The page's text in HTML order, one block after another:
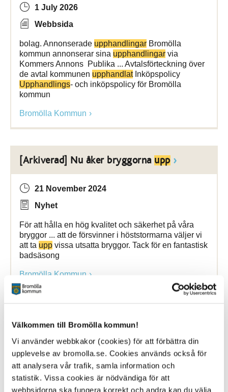
Välkommen till Bromölla kommun!
Vi använder webbkakor (cookies) för att förbättra din
upplevelse av bromolla.se. Cookies används också för
att analysera vår trafik, samla information och
statistik. Vissa cookies är nödvändiga för att
webbsidorna ska fungera korrekt och andra kan du välja
1 July 2026
Webbsida
bolag. Annonserade upphandlingar Bromölla
kommun annonserar sina upphandlingar via
Kommers Annons Publika ... Avtalsförteckning över
de avtal kommunen upphandlatInköpspolicy
Upphandlings- och inköpspolicy för Bromölla
kommun
Bromölla Kommun
[Arkiverad] Nu åker bryggorna upp
21 November 2024
Nyhet
För att hålla en hög kvalitet och säkerhet på våra
bryggor ... att de försvinner i höststormarna väljer vi
att ta upp vissa utsatta bryggor. Tack för en fantastisk
badsäsong
Bromölla Kommun
[Arkiverad] Beredskap gällande snöröjning
9 December 2024
Nyhet